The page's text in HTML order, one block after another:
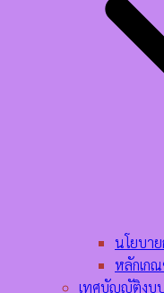
นโยบา
หลักเก
เทศบัญญัติงบ